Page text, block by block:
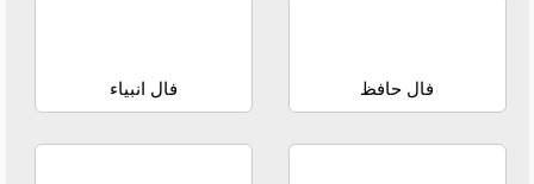
فال حافظ فال انبیاء